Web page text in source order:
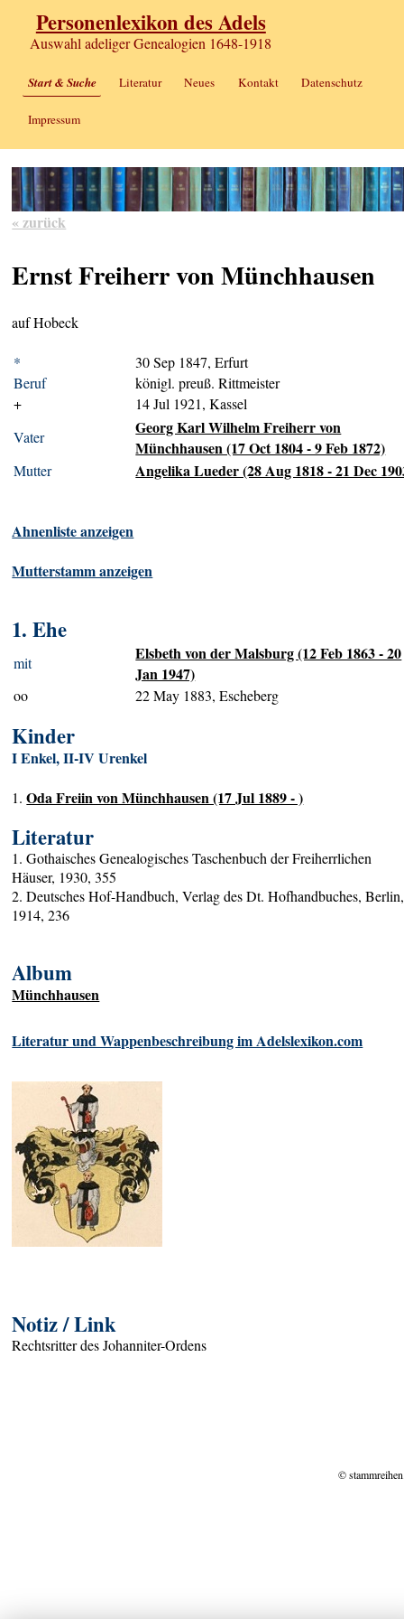
Personenlexikon des Adels
Auswahl adeliger Genealogien 1648-1918
Start & Suche Literatur Neues Kontakt Datenschutz
Impressum
« zurück
Ernst Freiherr von Münchhausen
auf Hobeck
*
30 Sep 1847, Erfurt
Beruf
königl. preuß. Rittmeister
+
14 Jul 1921, Kassel
Vater
Georg Karl Wilhelm Freiherr von
Münchhausen (17 Oct 1804 - 9 Feb 1872)
Mutter Angelika Lueder (28 Aug 1818 - 21 Dec
Ahnenliste anzeigen
Mutterstamm anzeigen
1. Ehe
mit
Elsbeth von der Malsburg (12 Feb 1863 - 20
Jan 1947)
oo 22 May 1883, Escheberg
Kinder
I Enkel, II-IV Urenkel
1.Oda Freiin von Münchhausen (17 Jul 1889 - )
Literatur
1. Gothaisches Genealogisches Taschenbuch der Freiherrlichen
Häuser, 1930, 355
2. Deutsches Hof-Handbuch, Verlag des Dt. Hofhandbuches, Berlin,
1914, 236
Album
Münchhausen
Literatur und Wappenbeschreibung im Adelslexikon.com
Notiz / Link
Rechtsritter des Johanniter-Ordens
©